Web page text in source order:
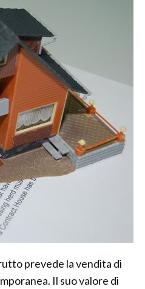
prevede la vendita di
Il suo valore di